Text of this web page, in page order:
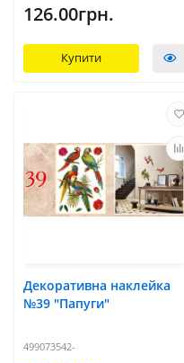
126.00грн.
Купити
Декоративна наклейка
№39 "Папуги"
499073542-